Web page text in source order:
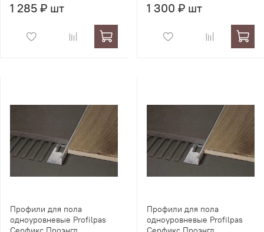
1 285 ₽ шт 1 300 ₽ шт
Профили для пола
одноуровневые Profilpas
Профили для пола
одноуровневые Profilpas